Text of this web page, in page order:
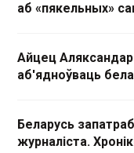
аб «пякельных»
Айцец
аб'ядноўваць
Беларусь
журналіста.